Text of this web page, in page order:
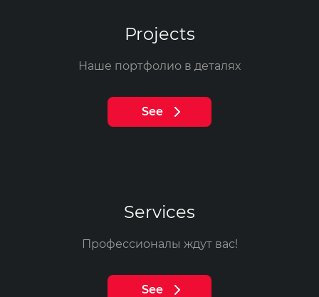
Projects
Наше портфолио в деталях
See
Services
Профессионалы ждут вас!
See